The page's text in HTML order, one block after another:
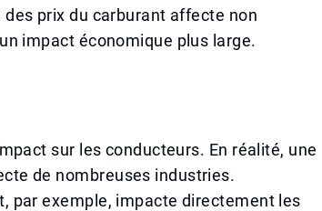
prix du carburant affecte non
impact économique plus large.
sur les conducteurs. En réalité, une
de nombreuses industries.
par exemple, impacte directement les